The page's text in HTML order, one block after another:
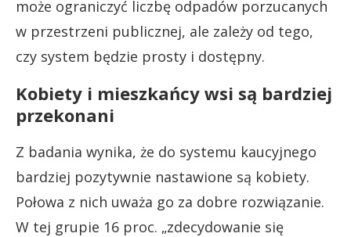
może ograniczyć liczbę odpadów porzucanych
w przestrzeni publicznej, ale zależy od tego,
czy system będzie prosty i dostępny.
Kobiety i mieszkańcy wsi są bardziej
przekonani
Z badania wynika, że do systemu kaucyjnego
bardziej pozytywnie nastawione są kobiety.
Połowa z nich uważa go za dobre rozwiązanie.
W tej grupie 16 proc. „zdecydowanie się